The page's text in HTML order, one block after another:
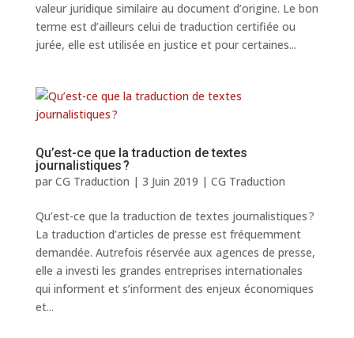
valeur juridique similaire au document d’origine. Le bon
terme est d’ailleurs celui de traduction certifiée ou
jurée, elle est utilisée en justice et pour certaines...
Qu’est-ce que la traduction de textes
journalistiques ?
par CG Traduction | 3 Juin 2019 | CG Traduction
Qu’est-ce que la traduction de textes journalistiques ?
La traduction d’articles de presse est fréquemment
demandée. Autrefois réservée aux agences de presse,
elle a investi les grandes entreprises internationales
qui informent et s’informent des enjeux économiques
et...